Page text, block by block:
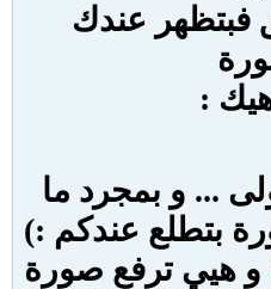
فبتظهر عندك
:
... و بمجرد ما
بتطلع عندكم :)
و هيي ترفع صورة